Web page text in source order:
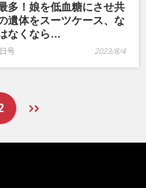
多！娘を低血糖にさせ共
遺体をスーツケース、な
なくなら…
号 2023/8/4